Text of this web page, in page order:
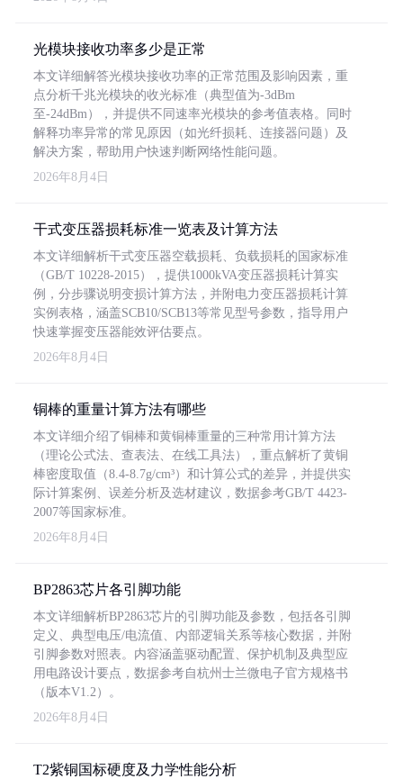
光模块接收功率多少是正常
本文详细解答光模块接收功率的正常范围及影响因素，重
点分析千兆光模块的收光标准（典型值为-3dBm
至-24dBm），并提供不同速率光模块的参考值表格。同时
解释功率异常的常见原因（如光纤损耗、连接器问题）及
解决方案，帮助用户快速判断网络性能问题。
2026年8月4日
干式变压器损耗标准一览表及计算方法
本文详细解析干式变压器空载损耗、负载损耗的国家标准
（GB/T 10228-2015），提供1000kVA变压器损耗计算实
例，分步骤说明变损计算方法，并附电力变压器损耗计算
实例表格，涵盖SCB10/SCB13等常见型号参数，指导用户
快速掌握变压器能效评估要点。
2026年8月4日
铜棒的重量计算方法有哪些
本文详细介绍了铜棒和黄铜棒重量的三种常用计算方法
（理论公式法、查表法、在线工具法），重点解析了黄铜
棒密度取值（8.4-8.7g/cm³）和计算公式的差异，并提供实
际计算案例、误差分析及选材建议，数据参考GB/T 4423-
2007等国家标准。
2026年8月4日
BP2863芯片各引脚功能
本文详细解析BP2863芯片的引脚功能及参数，包括各引脚
定义、典型电压/电流值、内部逻辑关系等核心数据，并附
引脚参数对照表。内容涵盖驱动配置、保护机制及典型应
用电路设计要点，数据参考自杭州士兰微电子官方规格书
（版本V1.2）。
2026年8月4日
T2紫铜国标硬度及力学性能分析